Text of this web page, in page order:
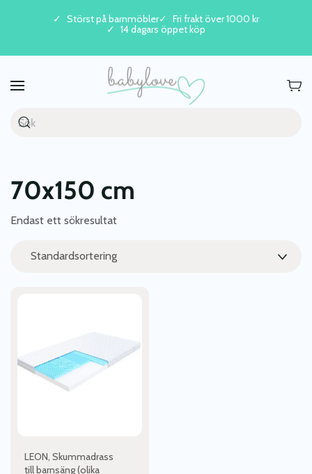
Skip to main content
Störst på barnmöbler
Fri frakt över 1000 kr
14 dagars öppet köp
70x150 cm
Endast ett sökresultat
LEON, Skummadrass
till barnsäng (olika
varianter.